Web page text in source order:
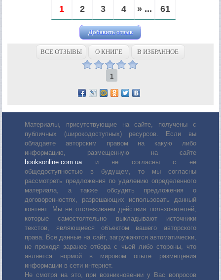
1 2 3 4 » ... 61
Добавить отзыв
ВСЕ ОТЗЫВЫ О КНИГЕ В ИЗБРАННОЕ
1
Материалы, присутствующие на сайте, получены с
публичных (широкодоступных) ресурсов. Если вы
обладаете авторским правом на какую либо
информацию, размещенную на сайте
booksonline.com.uaи не согласны с её
общедоступностью в будущем, то мы согласны
рассмотреть предложения по удалению определенного
материала, а также обсудить предложения о
договоренностях, разрешающих использовать данный
контент. Мы не отслеживаем действия пользователей,
которые самостоятельно выкладывают источники
текстов, являющиеся объектом вашего авторского
права. Все данные на сайт, загружаются автоматически,
не проходя заранее отбора с чьей либо стороны, что
является нормой в мировом опыте размещения
информации в сети интернет.
Не смотря на это, при возникновении у Вас вопросов